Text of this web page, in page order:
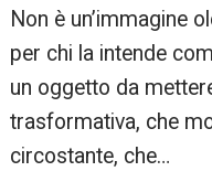
Non è un’immagine
per chi la intende
un oggetto da
trasformativa, che
circostante, che…